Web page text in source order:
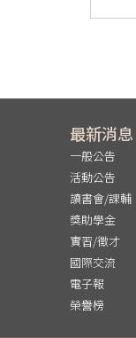
最新消息
一般公告
活動公告
讀書會/課輔
獎助學金
實習/徵才
國際交流
電子報
榮譽榜